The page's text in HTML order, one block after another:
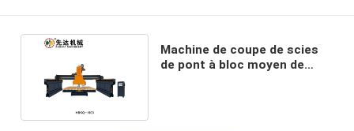
Machine de coupe de scies
de pont à bloc moyen de